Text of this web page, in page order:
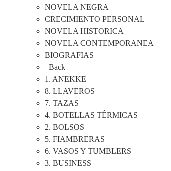
NOVELA NEGRA
CRECIMIENTO PERSONAL
NOVELA HISTORICA
NOVELA CONTEMPORANEA
BIOGRAFIAS
Back
1. ANEKKE
8. LLAVEROS
7. TAZAS
4. BOTELLAS TÉRMICAS
2. BOLSOS
5. FIAMBRERAS
6. VASOS Y TUMBLERS
3. BUSINESS